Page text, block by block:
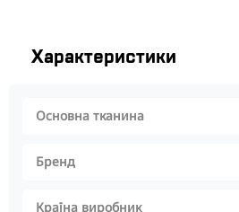
Характеристики
Основна тканина
Бренд
Країна виробник